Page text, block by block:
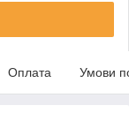
Оплата Умови